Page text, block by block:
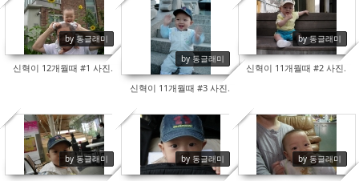
by 동글래미
8439
신혁이 12개월때 #1 사진.
by 동글래미
7891
신혁이 11개월때 #3 사진.
by 동글래미
8091
신혁이 11개월때 #2 사진.
by 동글래미
8151 by 동글래미
7856 by 동글래미
7478